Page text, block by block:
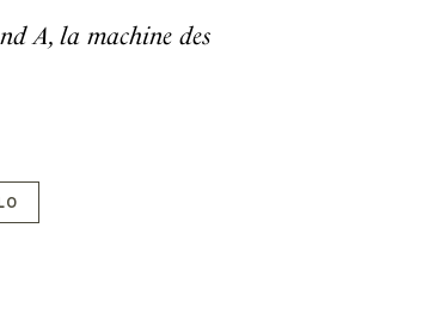
A, la machine des